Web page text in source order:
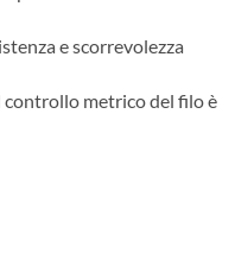
e scorrevolezza
controllo metrico del filo è